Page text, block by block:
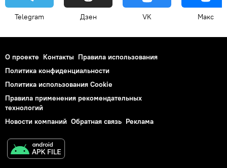
Telegram Дзен VK Макс
О проекте Контакты Правила использования
Политика конфиденциальности
Политика использования Cookie
Правила применения рекомендательных
технологий
Новости компаний Обратная связь Реклама